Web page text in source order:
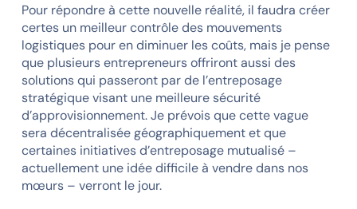
Pour répondre à cette nouvelle réalité, il faudra créer
certes un meilleur contrôle des mouvements
logistiques pour en diminuer les coûts, mais je pense
que plusieurs entrepreneurs offriront aussi des
solutions qui passeront par de l’entreposage
stratégique visant une meilleure sécurité
d’approvisionnement. Je prévois que cette vague
sera décentralisée géographiquement et que
certaines initiatives d’entreposage mutualisé –
actuellement une idée difficile à vendre dans nos
mœurs – verront le jour.